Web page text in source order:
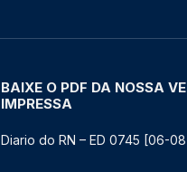
BAIXE O PDF DA NOSSA
IMPRESSA
Diario do RN – ED 0745 [06-